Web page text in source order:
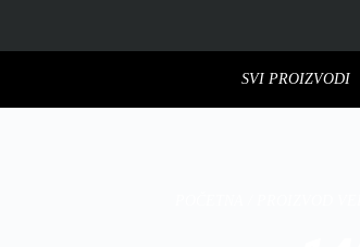
SVI PROIZVODI